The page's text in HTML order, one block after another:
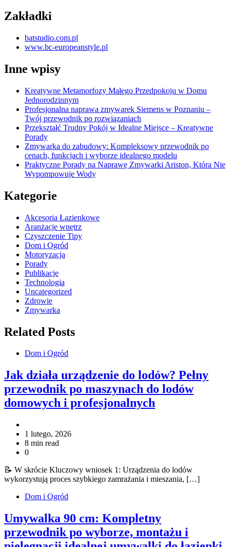
Zakładki
batstudio.com.pl
www.bc-europeanstyle.pl
Inne wpisy
Kreatywne Metamorfozy Małego Przedpokoju w Domu
Jednorodzinnym
Profesjonalna naprawa zmywarek Siemens w Poznaniu –
Twój przewodnik po rozwiązaniach
Przekształć Trudny Pokój w Idealne Miejsce – Kreatywne
Porady
Zmywarka do zabudowy: Kompleksowy przewodnik po
cenach, funkcjach i wyborze idealnego modelu
Praktyczne Porady na Naprawę Zmywarki Ariston, Która Nie
Wypompowuje Wody
Kategorie
Akcesoria Łazienkowe
Aranżacje wnętrz
Czyszczenie Tipy
Dom i Ogród
Motoryzacja
Porady
Publikacje
Technologia
Uncategorized
Zdrowie
Zmywarka
Related Posts
Dom i Ogród
Jak działa urządzenie do lodów? Pełny
przewodnik po maszynach do lodów
domowych i profesjonalnych
1 lutego, 2026
8 min read
0
📝 W skrócie Kluczowy wniosek 1: Urządzenia do lodów
wykorzystują proces szybkiego zamrażania i mieszania, […]
Dom i Ogród
Umywalka 90 cm: Kompletny
przewodnik po wyborze, montażu i